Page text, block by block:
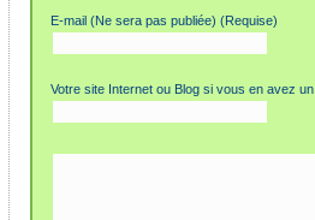
E-mail (Ne sera pas publiée) (Requise)
Votre site Internet ou Blog si vous en avez un